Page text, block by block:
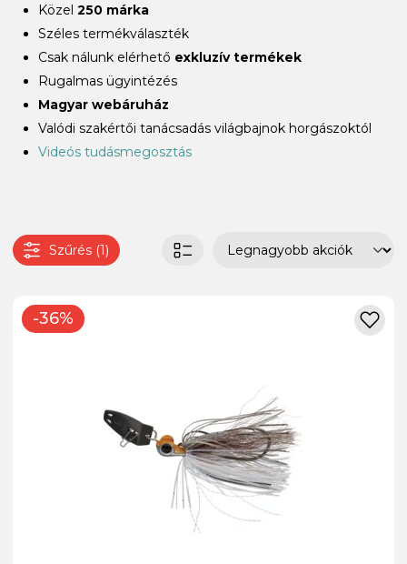
Közel 250 márka
Széles termékválaszték
Csak nálunk elérhető exkluzív termékek
Rugalmas ügyintézés
Magyar webáruház
Valódi szakértői tanácsadás világbajnok horgászoktól
Videós tudásmegosztás
Szűrés (1)
-36%